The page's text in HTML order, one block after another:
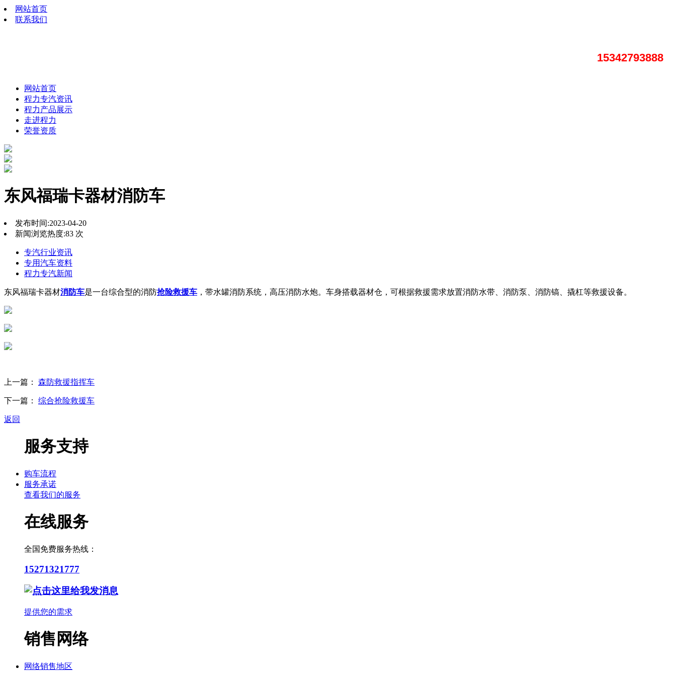
网站首页
联系我们
15342793888
网站首页
程力专汽资讯
程力产品展示
走进程力
荣誉资质
东风福瑞卡器材消防车
发布时间:2023-04-20
新闻浏览热度:83 次
专汽行业资讯
专用汽车资料
程力专汽新闻
东风福瑞卡器材消防车是一台综合型的消防抢险救援车 ，带水罐消防系统，高压消防水炮。车身搭载器材仓，可根据救援需求放置消防水带、消防泵、消防镐、撬杠等救援设备。
上一篇： 森防救援指挥车
下一篇： 综合抢险救援车
返回
服务支持
购车流程
服务承诺
查看我们的服务
在线服务
全国免费服务热线：
15271321777
提供您的需求
销售网络
网络销售地区